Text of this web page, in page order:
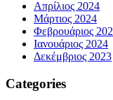
Απρίλιος 2024
Μάρτιος 2024
Φεβρουάριος
Ιανουάριος 2024
Δεκέμβριος 2023
Categories